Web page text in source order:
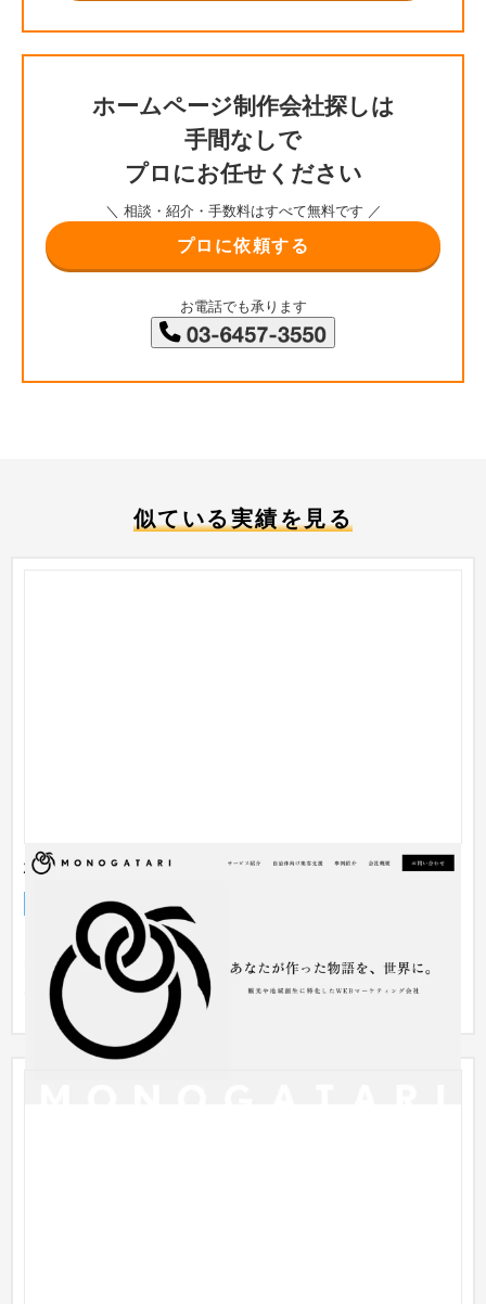
ホームページ制作会社探しは
手間なしで
プロにお任せください
＼ 相談・紹介・手数料はすべて無料です ／
プロに依頼する
お電話でも承ります
似ている実績を見る
株式会社モノガタリ様 コーポレートサイト
企業サイト IT・Webサービス
ご提供いただいたロゴアニメーションをTOPページへ実装、ま
たお写真はデザインに使用させていただき、インパクトがあり
ながら、...